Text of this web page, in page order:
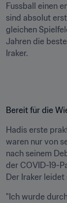
Fussball einen
sind absolut
gleichen
Jahren die
Iraker.
Bereit für die
Hadis erste
waren nur von
nach seinem
der COVID-19-
Der Iraker
"Ich wurde